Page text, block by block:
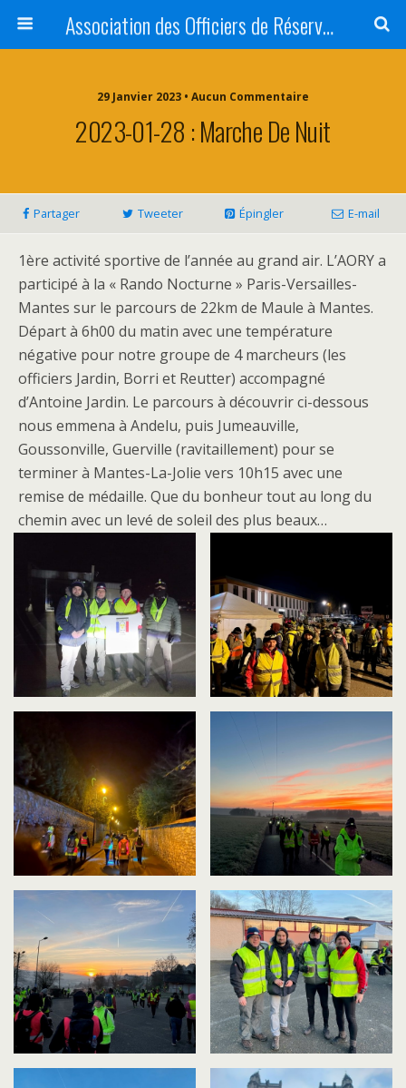
Association des Officiers de Réserve des Yvelines <br />AOR 78 - AORY
29 Janvier 2023 • Aucun Commentaire
2023-01-28 : Marche De Nuit
Partager Tweeter Épingler E-mail
1ère activité sportive de l’année au grand air. L’AORY a
participé à la « Rando Nocturne » Paris-Versailles-
Mantes sur le parcours de 22km de Maule à Mantes.
Départ à 6h00 du matin avec une température
négative pour notre groupe de 4 marcheurs (les
officiers Jardin, Borri et Reutter) accompagné
d’Antoine Jardin. Le parcours à découvrir ci-dessous
nous emmena à Andelu, puis Jumeauville,
Goussonville, Guerville (ravitaillement) pour se
terminer à Mantes-La-Jolie vers 10h15 avec une
remise de médaille. Que du bonheur tout au long du
chemin avec un levé de soleil des plus beaux…